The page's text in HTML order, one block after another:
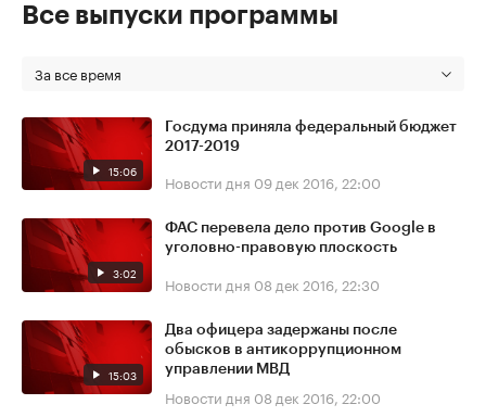
Все выпуски программы
За все время
15:06
Госдума приняла федеральный бюджет
2017-2019
Новости дня 09 дек 2016, 22:00
3:02
ФАС перевела дело против Google в
уголовно-правовую плоскость
Новости дня 08 дек 2016, 22:30
15:03
Два офицера задержаны после
обысков в антикоррупционном
управлении МВД
Новости дня 08 дек 2016, 22:00